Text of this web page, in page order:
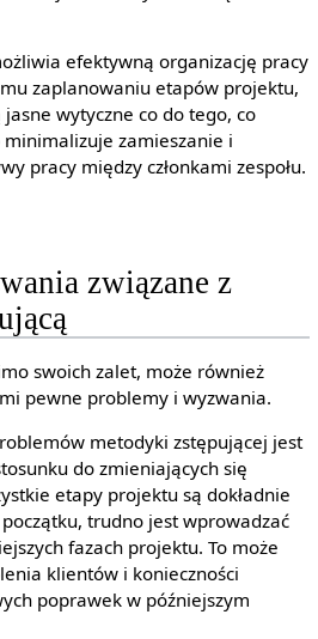
efektywną organizację pracy
zaplanowaniu etapów projektu,
jasne wytyczne co do tego, co
zamieszanie i
pracy między członkami zespołu.
związane z
swoich zalet, może również
pewne problemy i wyzwania.
metodyki zstępującej jest
do zmieniających się
etapy projektu są dokładnie
trudno jest wprowadzać
fazach projektu. To może
klientów i konieczności
poprawek w późniejszym